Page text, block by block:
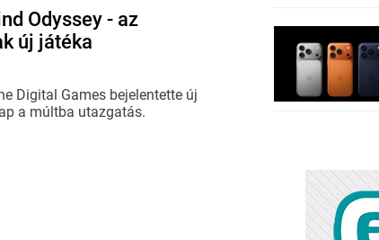
Odyssey - az
új játéka
Digital Games bejelentette új
a múltba utazgatás.